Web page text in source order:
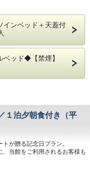
の受付となります。
連絡いたします。（近隣のコ
ださい。）
30台となっております。
湯税）、200円（宿泊税）が
は、ご就寝の際に畳・ソファ
団を敷いて頂いております。
GIFT」は、和・洋を中
しております。
で感じながら当館のビュッフ
で作る海鮮丼をご用意してい
。）
くださいませ。
船に浸かれば至福のひと時に
）
夜景が一望できます。
ゃる場合は備考欄へご人数を
頂いております。
した多彩な料理をご用意して
お召し上がりいただく夕食は
ニもお楽しみいただけます。
インベッド＋天蓋付
ベッド◆【禁煙】
１泊夕朝食付き（平
が贈る記念日プラン。
当館をご利用されるお客様も
れたものをご提供できればとい
または彩にあふれたフラワー